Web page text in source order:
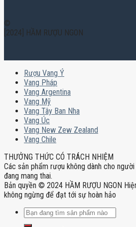
©
[2024] HẦM RƯỢU NGON
Rượu Vang Ý
Vang Pháp
Vang Argentina
Vang Mỹ
Vang Tây Ban Nha
Vang Úc
Vang New Zew Zealand
Vang Chile
THƯỞNG THỨC CÓ TRÁCH NHIỆM
Các sản phẩm rượu không dành cho
đang mang thai.
Bản quyền © 2024 HẦM RƯỢU NGON
không ngừng để đạt tới sự hoàn hảo
Tìm